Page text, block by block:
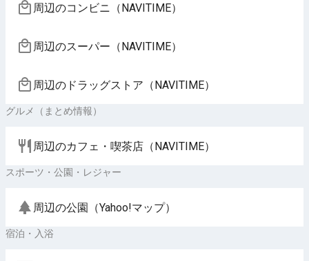
周辺のコンビニ（NAVITIME）
周辺のスーパー（NAVITIME）
周辺のドラッグストア（NAVITIME）
グルメ（まとめ情報）
周辺のカフェ・喫茶店（NAVITIME）
スポーツ・公園・レジャー
周辺の公園（Yahoo!マップ）
宿泊・入浴